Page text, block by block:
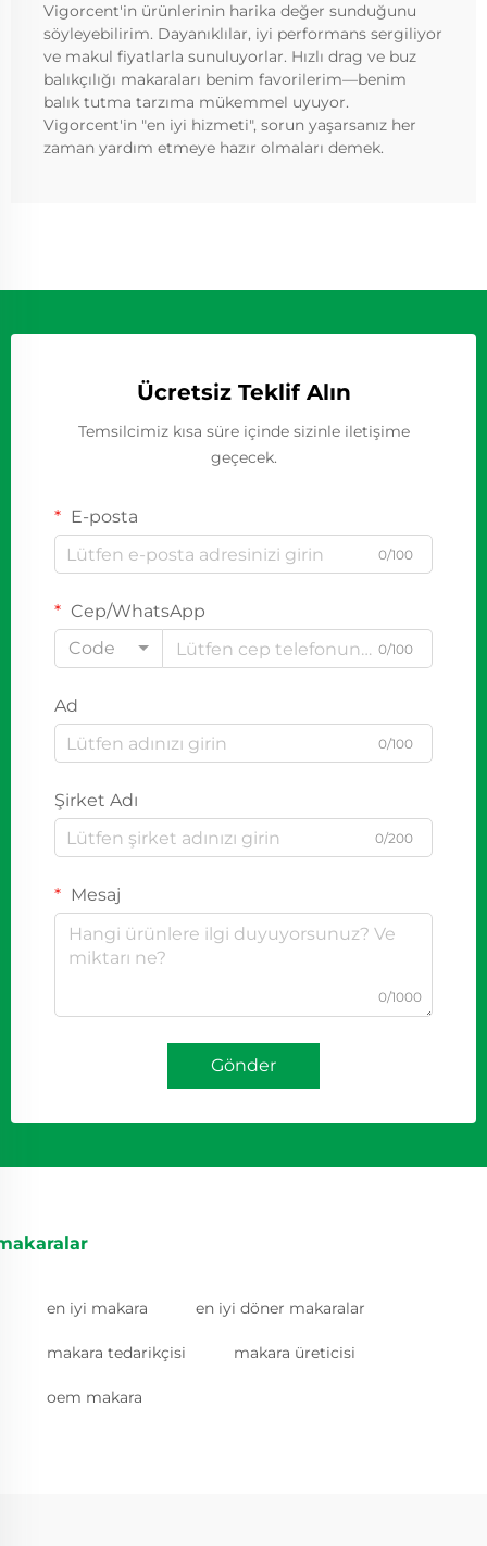
Vigorcent'in ürünlerinin harika değer sunduğunu
söyleyebilirim. Dayanıklılar, iyi performans sergiliyor
ve makul fiyatlarla sunuluyorlar. Hızlı drag ve buz
balıkçılığı makaraları benim favorilerim—benim
balık tutma tarzıma mükemmel uyuyor.
Vigorcent'in "en iyi hizmeti", sorun yaşarsanız her
zaman yardım etmeye hazır olmaları demek.
Ücretsiz Teklif Alın
Temsilcimiz kısa süre içinde sizinle iletişime
geçecek.
E-posta
0/100
Cep/WhatsApp
Code
0/100
Ad
0/100
Şirket Adı
0/200
Mesaj
0/1000
Gönder
en iyi makara en iyi döner makaralar
makara tedarikçisi makara üreticisi
oem makara